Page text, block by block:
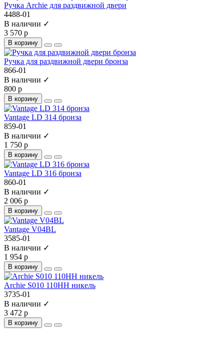
Ручка Archie для раздвижной двери
4488-01
В наличии ✓
3 570 р
В корзину
Ручка для раздвижной двери бронза
866-01
В наличии ✓
800 р
В корзину
Vantage LD 314 бронза
859-01
В наличии ✓
1 750 р
В корзину
Vantage LD 316 бронза
860-01
В наличии ✓
2 006 р
В корзину
Vantage V04BL
3585-01
В наличии ✓
1 954 р
В корзину
Archie S010 110HH никель
3735-01
В наличии ✓
3 472 р
В корзину